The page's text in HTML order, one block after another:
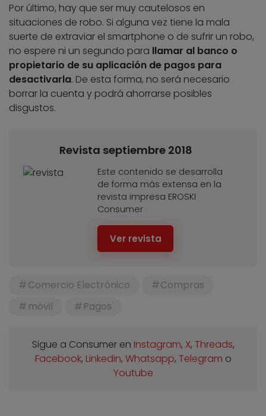
Por último, hay que ser muy cautelosos en
situaciones de robo. Si alguna vez tiene la mala
suerte de extraviar el smartphone o de sufrir un robo,
no espere ni un segundo para llamar al banco o
propietario de su aplicación de pagos para
desactivarla. De esta forma, no será necesario
borrar la cuenta y podrá ahorrarse posibles
disgustos.
Revista septiembre 2018
Este contenido se desarrolla
de forma más extensa en la
revista impresa EROSKI
Consumer
Ver revista
Comercio Electrónico
Compras
móvil
Pagos
Sigue a Consumer en Instagram, X, Threads,
Facebook, Linkedin, Whatsapp, Telegram o
Youtube